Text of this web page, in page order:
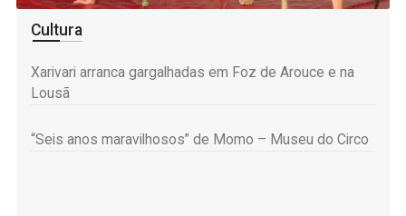
Cultura
Xarivari arranca gargalhadas em Foz de Arouce e na
Lousã
“Seis anos maravilhosos” de Momo – Museu do Circo